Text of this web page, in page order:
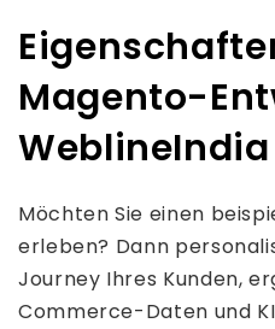
Magento-
WeblineIndia
Möchten Sie einen
erleben? Dann
Journey Ihres Kunden,
Commerce-Daten und